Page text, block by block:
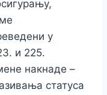
у
и 225.
накнаде –
статуса